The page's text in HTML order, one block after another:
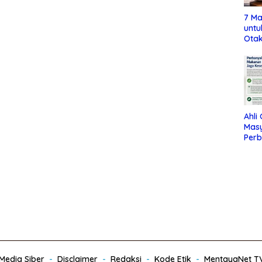
7
Ahli
Siber Disclaimer Redaksi Kode Etik MentayaNet